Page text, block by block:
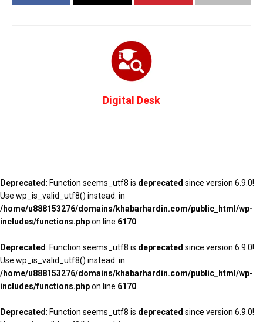
Digital Desk
Deprecated: Function seems_utf8 is deprecated since version 6.9.0!
Use wp_is_valid_utf8() instead. in
/home/u888153276/domains/khabarhardin.com/public_html/wp-
includes/functions.phpon line 6170
Deprecated: Function seems_utf8 is deprecated since version 6.9.0!
Use wp_is_valid_utf8() instead. in
/home/u888153276/domains/khabarhardin.com/public_html/wp-
includes/functions.phpon line 6170
Deprecated: Function seems_utf8 is deprecated since version 6.9.0!